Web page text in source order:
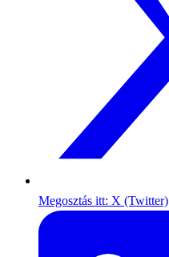
Megosztás itt: X (Twitter)